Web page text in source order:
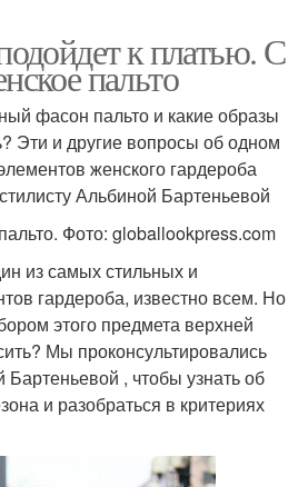
к платью. С
пальто
фасон пальто и какие образы
Эти и другие вопросы об одном
женского гардероба
Альбиной Бартеньевой
Фото: globallookpress.com
из самых стильных и
гардероба, известно всем. Но
этого предмета верхней
Мы проконсультировались
, чтобы узнать об
и разобраться в критериях